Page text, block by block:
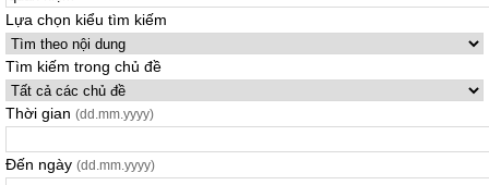
Lựa chọn kiểu tìm kiếm
Tìm kiếm trong chủ đề
Thời gian (dd.mm.yyyy)
Đến ngày (dd.mm.yyyy)